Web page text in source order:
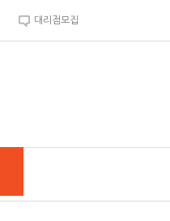
대리점모집